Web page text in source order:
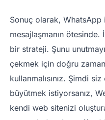
Sonuç olarak,
mesajlaşmanın ötesinde.
bir strateji. Şunu
çekmek için doğru
kullanmalısınız. Şimdi
büyütmek istiyorsanız,
kendi web sitenizi